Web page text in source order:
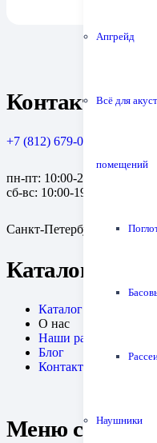
Апгрейд
Всё для
помещений
Наушники
Контакты
+7 (812) 679-08-79
пн-пт: 10:00-20:00
сб-вс: 10:00-19:00
Санкт-Петербург, пр.
Каталог
Каталог
О нас
Наши работы
Блог
Контакты
Меню сайта